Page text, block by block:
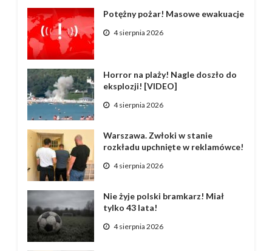
Potężny pożar! Masowe ewakuacje
4 sierpnia 2026
Horror na plaży! Nagle doszło do
eksplozji! [VIDEO]
4 sierpnia 2026
Warszawa. Zwłoki w stanie
rozkładu upchnięte w reklamówce!
4 sierpnia 2026
Nie żyje polski bramkarz! Miał
tylko 43 lata!
4 sierpnia 2026